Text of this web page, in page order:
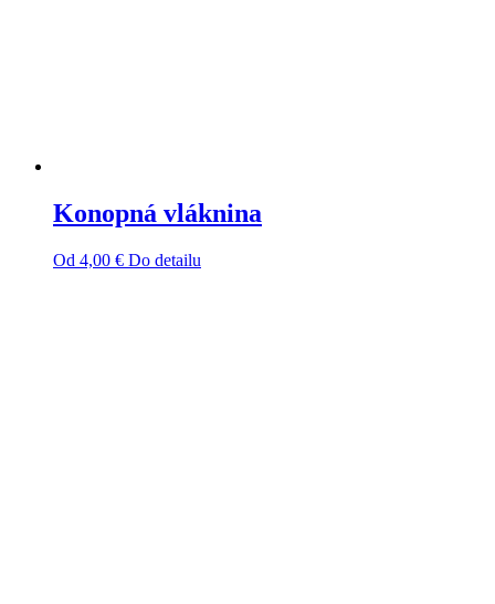
Konopná vláknina
Od 4,00 € Do detailu